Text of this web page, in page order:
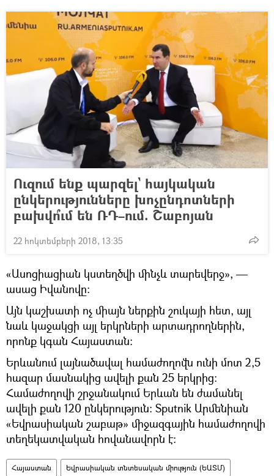
Ուզում ենք պարզել` հայկական
ընկերությունները խոչընդոտների
բախվո՞ւմ են ՌԴ–ում. Շաբոյան
22 հոկտեմբերի 2018, 13:35
«Ասոցիացիան կստեղծվի մինչև տարեվերջ», —
ասաց Իվանովը։
Այն կաշխատի ոչ միայն ներքին շուկայի հետ, այլ
նաև կաջակցի այլ երկրների արտադրողներին,
որոնք կգան Հայաստան։
Երևանում լայնածավալ համաժողովն ունի մոտ 2,5
հազար մասնակից ավելի քան 25 երկրից։
Համաժողովի շրջանակում Երևան են ժամանել
ավելի քան 120 ընկերություն։ Sputnik Արմենիան
«Եվրասիական շաբաթ» միջազգային համաժողովի
տեղեկատվական հովանավորն է։
Հայաստան Եվրասիական տնտեսական միություն (ԵԱՏՄ)